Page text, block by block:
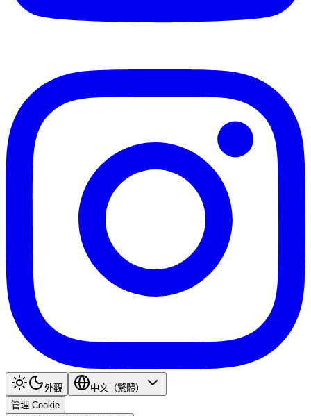
外觀
中文（繁體）
管理 Cookie